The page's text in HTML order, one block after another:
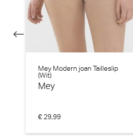
€59,90
Marie Jo
30% korting
Mey Modern joan Tailleslip
(Wit)
Mey
€ 29,99